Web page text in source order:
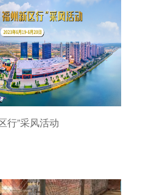
行”采风活动